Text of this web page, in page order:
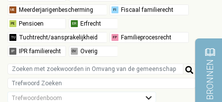
Trefwoordenboom BRONNEN